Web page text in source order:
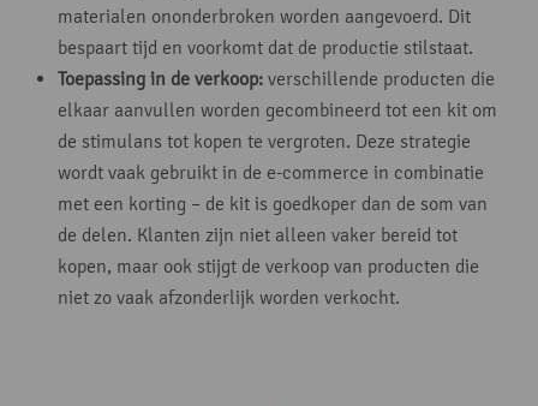
materialen ononderbroken worden aangevoerd. Dit
bespaart tijd en voorkomt dat de productie stilstaat.
Toepassing in de verkoop: verschillende producten die
elkaar aanvullen worden gecombineerd tot een kit om
de stimulans tot kopen te vergroten. Deze strategie
wordt vaak gebruikt in de e-commerce in combinatie
met een korting – de kit is goedkoper dan de som van
de delen. Klanten zijn niet alleen vaker bereid tot
kopen, maar ook stijgt de verkoop van producten die
niet zo vaak afzonderlijk worden verkocht.